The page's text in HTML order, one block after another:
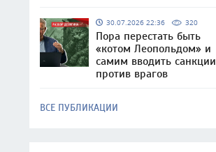
30.07.2026 22:36 320
Пора перестать быть
«котом Леопольдом» и
самим вводить санкции
против врагов
ВСЕ ПУБЛИКАЦИИ